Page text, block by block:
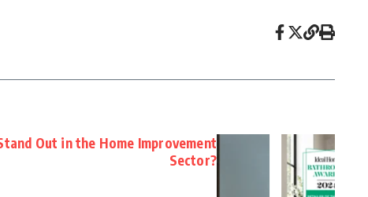
Out in the Home Improvement
Sector?